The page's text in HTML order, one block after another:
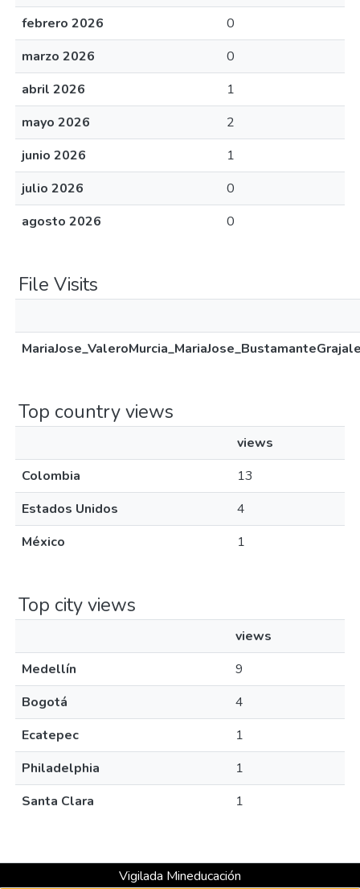
febrero 2026
0
marzo 2026
0
abril 2026
1
mayo 2026
2
junio 2026
1
julio 2026
0
agosto 2026
0
File Visits
Top country views
views
Colombia
13
Estados Unidos
4
México
1
Top city views
views
Medellín
9
Bogotá
4
Ecatepec
1
Philadelphia
1
Santa Clara
1
Vigilada Mineducación